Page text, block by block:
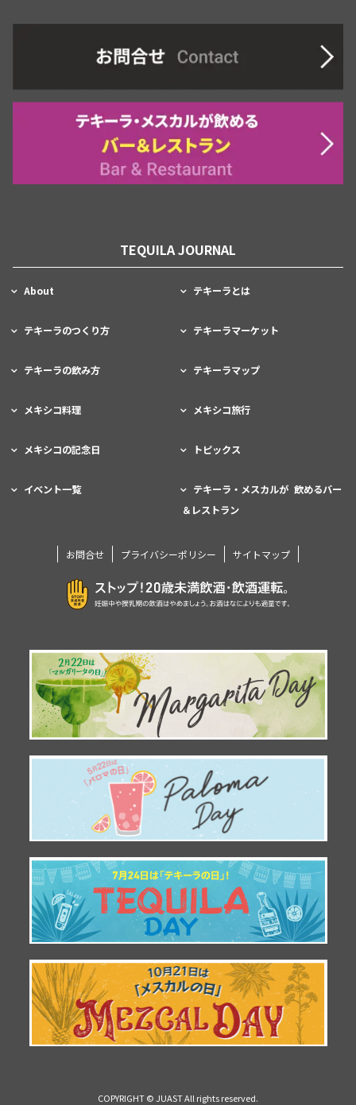
TEQUILA JOURNAL
About テキーラとは
テキーラのつくり方 テキーラマーケット
テキーラの飲み方 テキーラマップ
メキシコ料理 メキシコ旅行
メキシコの記念日 トピックス
イベント一覧
テキーラ・メスカルが 飲めるバー
＆レストラン
お問合せ プライバシーポリシー サイトマップ
COPYRIGHT © JUAST All rights reserved.